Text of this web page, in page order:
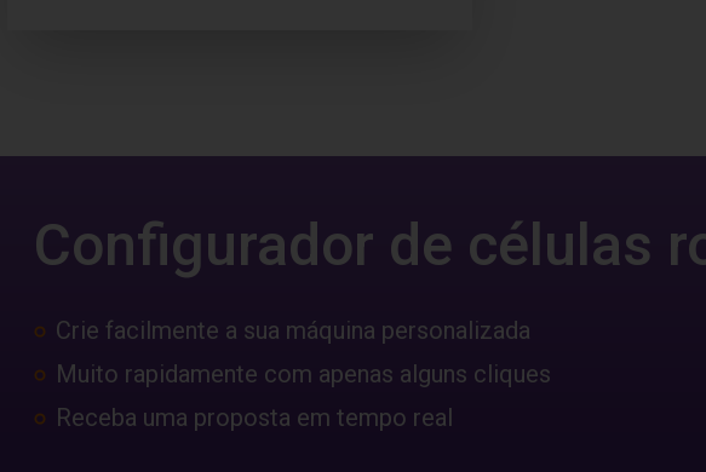
Configurador de células
Crie facilmente a sua máquina personalizada
Muito rapidamente com apenas alguns cliques
Receba uma proposta em tempo real